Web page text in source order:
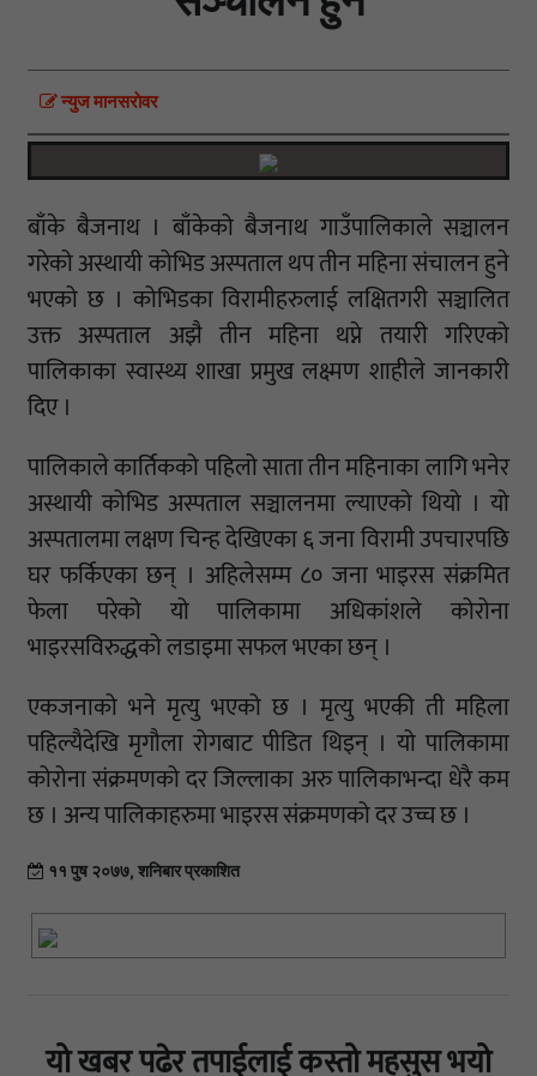
न्युज मानसराेवर
बाँके बैजनाथ । बाँकेको बैजनाथ गाउँपालिकाले सञ्चालन
गरेको अस्थायी कोभिड अस्पताल थप तीन महिना संचालन हुने
भएको छ । कोभिडका विरामीहरुलाई लक्षितगरी सञ्चालित
उक्त अस्पताल अझै तीन महिना थप्ने तयारी गरिएको
पालिकाका स्वास्थ्य शाखा प्रमुख लक्ष्मण शाहीले जानकारी
दिए ।
पालिकाले कार्तिकको पहिलो साता तीन महिनाका लागि भनेर
अस्थायी कोभिड अस्पताल सञ्चालनमा ल्याएको थियो । यो
अस्पतालमा लक्षण चिन्ह देखिएका ६ जना विरामी उपचारपछि
घर फर्किएका छन् । अहिलेसम्म ८० जना भाइरस संक्रमित
फेला परेको यो पालिकामा अधिकांशले कोरोना
भाइरसविरुद्धको लडाइमा सफल भएका छन् ।
एकजनाको भने मृत्यु भएको छ । मृत्यु भएकी ती महिला
पहिल्यैदेखि मृगौला रोगबाट पीडित थिइन् । यो पालिकामा
कोरोना संक्रमणको दर जिल्लाका अरु पालिकाभन्दा धेरै कम
छ । अन्य पालिकाहरुमा भाइरस संक्रमणको दर उच्च छ ।
११ पुष २०७७, शनिबार प्रकाशित
यो खबर पढेर तपाईलाई कस्तो महसुस भयो